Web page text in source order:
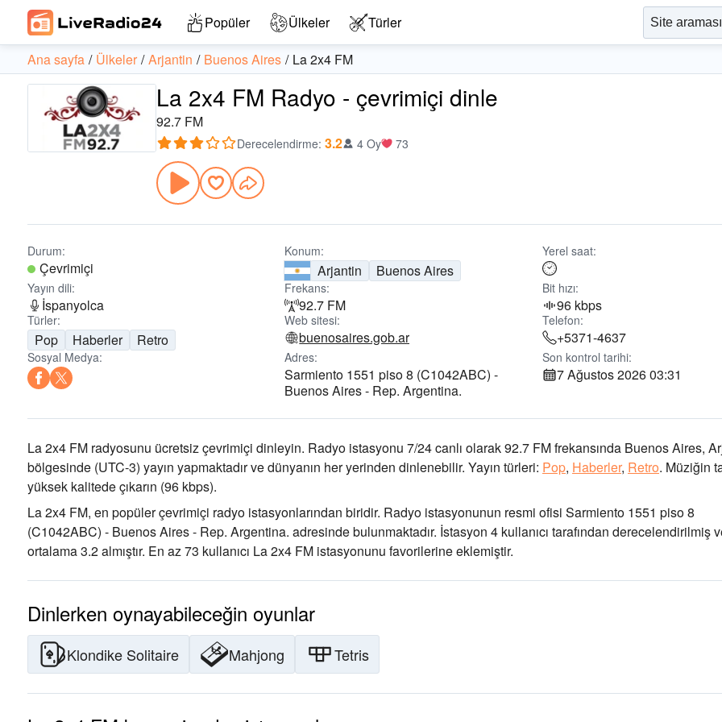
Popüler Ülkeler Türler
Ana sayfa Ülkeler Arjantin Buenos Aires La 2x4 FM
La 2x4 FM Radyo - çevrimiçi dinle
92.7 FM
Derecelendirme: 3.2 4 Oy 73
Durum:
Çevrimiçi
Konum:
Arjantin Buenos Aires
Yerel saat:
Yayın dili:
İspanyolca
Frekans:
92.7 FM
Bit hızı:
96 kbps
Türler:
Pop Haberler Retro
Web sitesi:
buenosaires.gob.ar
Telefon:
+5371-4637
Sosyal Medya: Adres:
Sarmiento 1551 piso 8 (C1042ABC) -
Buenos Aires - Rep. Argentina.
Son kontrol tarihi:
7 Ağustos 2026 03:31
La 2x4 FM radyosunu ücretsiz çevrimiçi dinleyin. Radyo istasyonu 7/24 canlı olarak92.7 FM frekansında Buenos Aires,
bölgesinde (UTC-3) yayın yapmaktadır ve dünyanın her yerinden dinlenebilir. Yayın türleri: Pop, Haberler, Retro. Müziğin
yüksek kalitede çıkarın (96 kbps).
La 2x4 FM, en popüler çevrimiçi radyo istasyonlarından biridir. Radyo istasyonunun resmi ofisi Sarmiento 1551 piso 8
(C1042ABC) - Buenos Aires - Rep. Argentina. adresinde bulunmaktadır. İstasyon 4 kullanıcı tarafından derecelendirilmiş
ortalama 3.2 almıştır. En az 73 kullanıcı La 2x4 FM istasyonunu favorilerine eklemiştir.
Dinlerken oynayabileceğin oyunlar
Klondike Solitaire Mahjong Tetris